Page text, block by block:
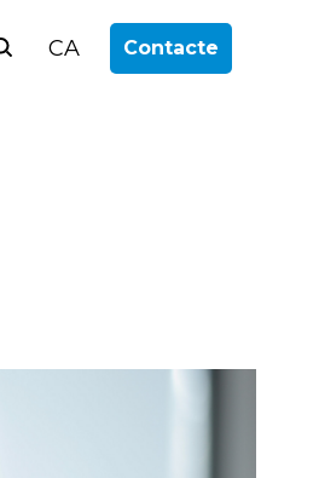
CA Contacte